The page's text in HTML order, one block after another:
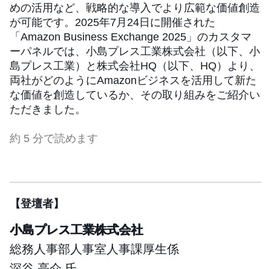
めの活用など、戦略的な導入でより広範な価値創造
が可能です。2025年7月24日に開催された
「Amazon Business Exchange 2025」のカスタマ
ーパネルでは、小島プレス工業株式会社（以下、小
島プレス工業）と株式会社HQ（以下、HQ）より、
両社がどのようにAmazonビジネスを活用して新た
な価値を創造しているか、その取り組みをご紹介い
ただきました。
約 5 分で読めます
【登壇者】
小島プレス工業株式会社
総務人事部人事室人事課厚生係